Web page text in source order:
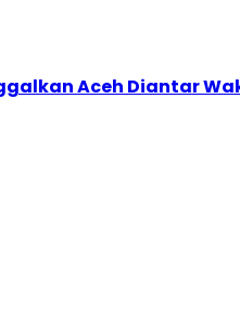
Aceh Diantar